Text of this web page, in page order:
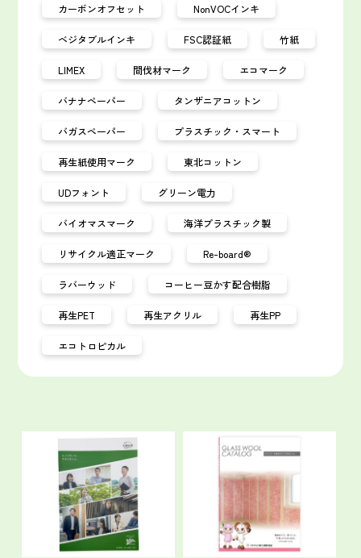
カーボンオフセット NonVOCインキ
ベジタブルインキ FSC認証紙 竹紙
LIMEX 間伐材マーク エコマーク
バナナペーパー タンザニアコットン
バガスペーパー プラスチック・スマート
再生紙使用マーク 東北コットン
UDフォント グリーン電力
バイオマスマーク 海洋プラスチック製
リサイクル適正マーク Re-board®
ラバーウッド コーヒー豆かす配合樹脂
再生PET 再生アクリル 再生PP
エコトロピカル